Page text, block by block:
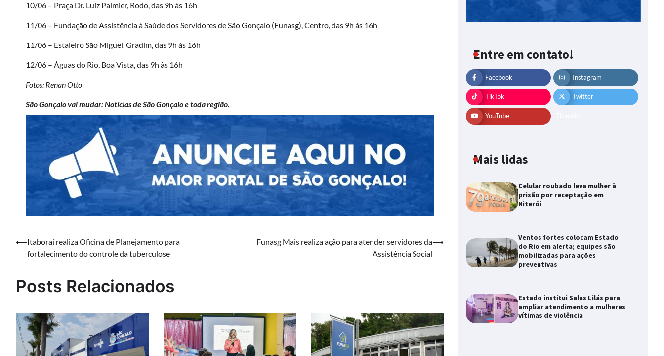
10/06 – Praça Dr. Luiz Palmier, Rodo, das 9h às 16h
11/06 – Fundação de Assistência à Saúde dos Servidores de São Gonçalo (Funasg), Centro, das 9h às 16h
11/06 – Estaleiro São Miguel, Gradim, das 9h às 16h
12/06 – Águas do Rio, Boa Vista, das 9h às 16h
Fotos: Renan Otto
São Gonçalo vai mudar: Notícias de São Gonçalo e toda região.
Navegação
⟵Itaboraí realiza Oficina de Planejamento para
fortalecimento do controle da tuberculose
Funasg Mais realiza ação para atender servidores da
Assistência Social
⟶
Posts Relacionados
Entre em contato!
Facebook Instagram
TikTok Twitter
YouTube
Mais lidas
Celular roubado leva mulher à
prisão por receptação em
Niterói
Ventos fortes colocam Estado
do Rio em alerta; equipes são
mobilizadas para ações
preventivas
Estado institui Salas Lilás para
ampliar atendimento a mulheres
vítimas de violência